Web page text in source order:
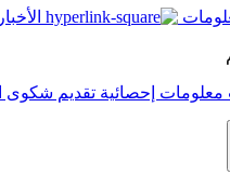
الأخبار
إحصائية تقديم شكوى